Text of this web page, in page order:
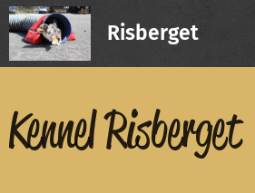
Risberget
Kennel Risberget